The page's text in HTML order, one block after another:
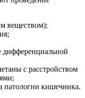
веществом);
дифференциальной
с расстройством
патологии кишечника.